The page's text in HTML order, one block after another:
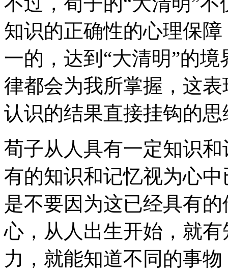
知识的正确性的心理保
一的，达到“大清明”的
律都会为我所掌握，这
认识的结果直接挂钩的
荀子从人具有一定知识
有的知识和记忆视为心
是不要因为这已经具有
心，从人出生开始，就
力，就能知道不同的事